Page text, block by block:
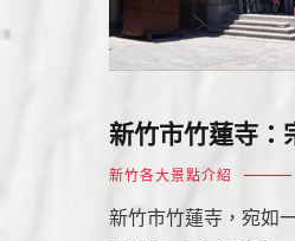
新竹市竹蓮寺：
新竹各大景點介紹
新竹市竹蓮寺，宛如